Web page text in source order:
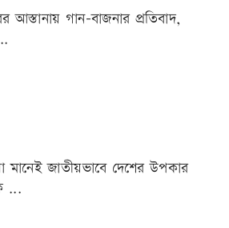
আস্তানায় গান-বাজনার প্রতিবাদ,
জাতীয়ভাবে দেশের উপকার
...